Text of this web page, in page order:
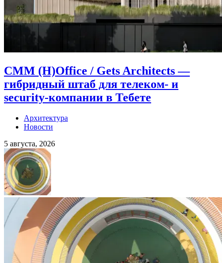
CMM (H)Office / Gets Architects —
гибридный штаб для телеком- и
security-компании в Тебете
Архитектура
Новости
5 августа, 2026